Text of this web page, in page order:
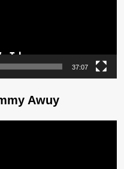
37:07
Awuy